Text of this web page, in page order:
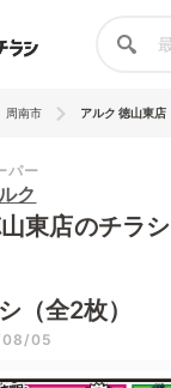
周南市 アルク 徳山東店
パー
ク
東店のチラシ
（全2枚）
08/05